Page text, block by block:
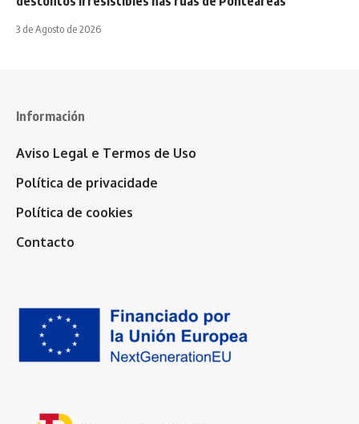
3 de Agosto de 2026
Información
Aviso Legal e Termos de Uso
Política de privacidade
Política de cookies
Contacto